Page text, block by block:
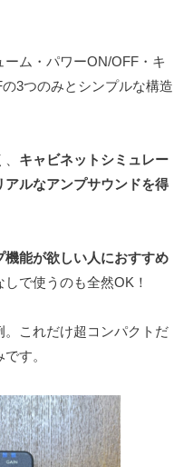
ム・パワーON/OFF・キ
3つのみとシンプルな構造
キャビネットシミュレー
ルなアンプサウンドを得
能が欲しい人におすすめ
で使うのも全然OK！
これだけ超コンパクトだ
す。